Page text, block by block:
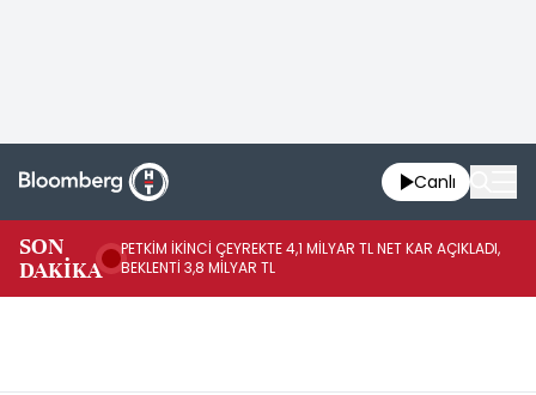
Canlı
SON
DAKİKA
PETKİM İKİNCİ ÇEYREKTE 4,1 MİLYAR TL NET KAR AÇIKLADI,
BEKLENTİ 3,8 MİLYAR TL